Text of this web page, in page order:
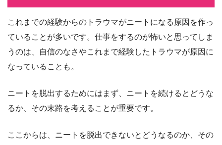
これまでの経験からのトラウマがニートになる原因を作っ
ていることが多いです。仕事をするのが怖いと思ってしま
うのは、自信のなさやこれまで経験したトラウマが原因に
なっていることも。
ニートを脱出するためにはまず、ニートを続けるとどうな
るか、その末路を考えることが重要です。
ここからは、ニートを脱出できないとどうなるのか、その